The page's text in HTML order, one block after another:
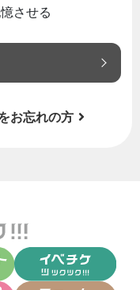
させる
お忘れの方